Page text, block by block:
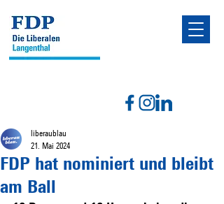
FDP hat nominiert und bleibt
am Ball
liberaublau
21. Mai 2024